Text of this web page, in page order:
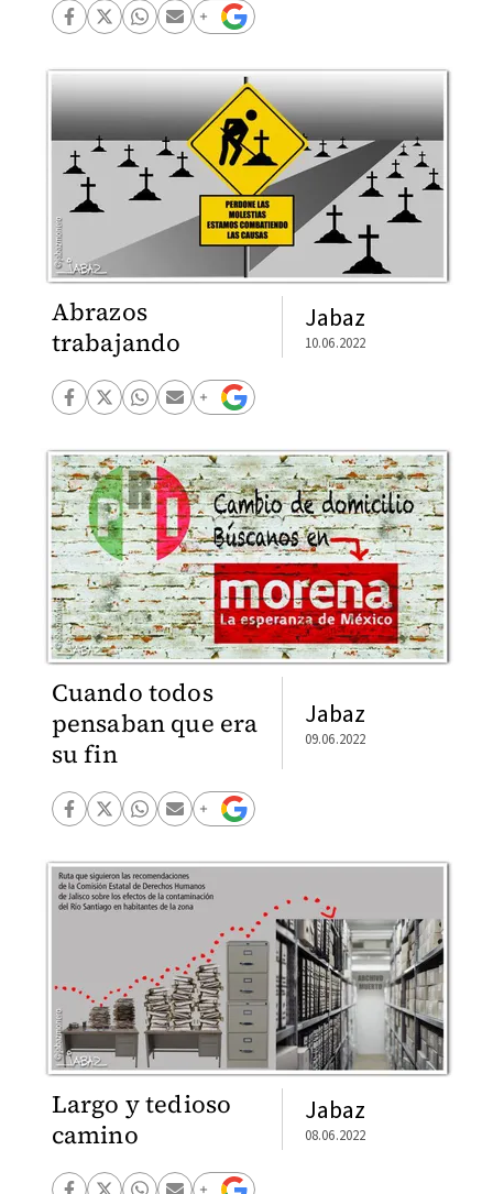
Abrazos
trabajando
Jabaz
10.06.2022
Cuando todos
pensaban que era
su fin
Jabaz
09.06.2022
Largo y tedioso
camino
Jabaz
08.06.2022